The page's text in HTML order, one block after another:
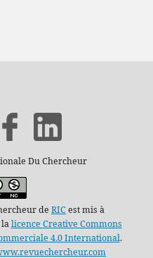
Du Chercheur
de RIC est mis à
licence Creative Commons
4.0 International.